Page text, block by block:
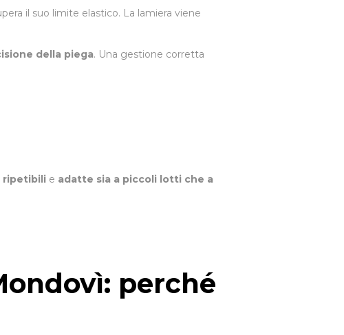
il suo limite elastico. La lamiera viene
della piega. Una gestione corretta
ripetibili e adatte sia a piccoli lotti che a
perché